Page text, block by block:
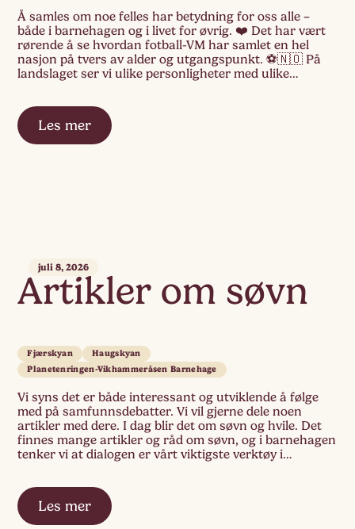
Å samles om noe felles har betydning for oss alle –
både i barnehagen og i livet for øvrig. ❤️ Det har vært
rørende å se hvordan fotball-VM har samlet en hel
nasjon på tvers av alder og utgangspunkt. ⚽🇳🇴 På
landslaget ser vi ulike personligheter med ulike
Les mer
Artikler om søvn
juli 8, 2026
Fjærskyan
Haugskyan
Planetenringen-Vikhammeråsen Barnehage
Vi syns det er både interessant og utviklende å følge
med på samfunnsdebatter. Vi vil gjerne dele noen
artikler med dere. I dag blir det om søvn og hvile. Det
finnes mange artikler og råd om søvn, og i barnehagen
tenker vi at dialogen er vårt viktigste verktøy i
Les mer